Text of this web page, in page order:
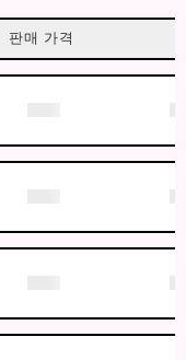
판매 가격